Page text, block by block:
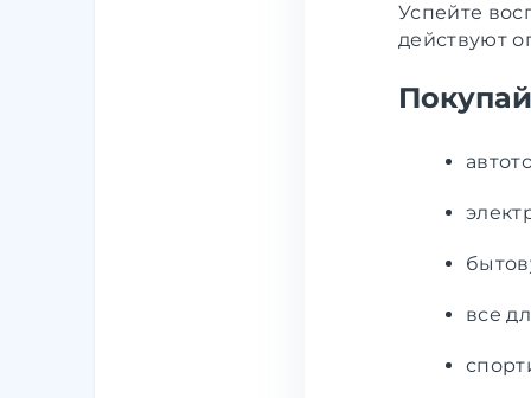
Успейте
действуют
все